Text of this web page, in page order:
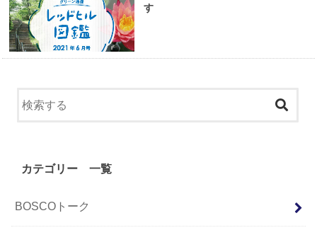
す
カテゴリー 一覧
BOSCOトーク